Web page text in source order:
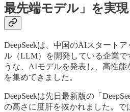
最先端モデル」を実現
DeepSeekは、中国のAIスタート
ル（LLM）を開発している企業で
うな、AIモデルを発表し、高性能
を集めてきました。
DeepSeekは先日最新版の「
の高さに度肝を抜かれました。で